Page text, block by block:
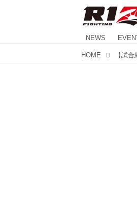
NEWS EVENT
HOME